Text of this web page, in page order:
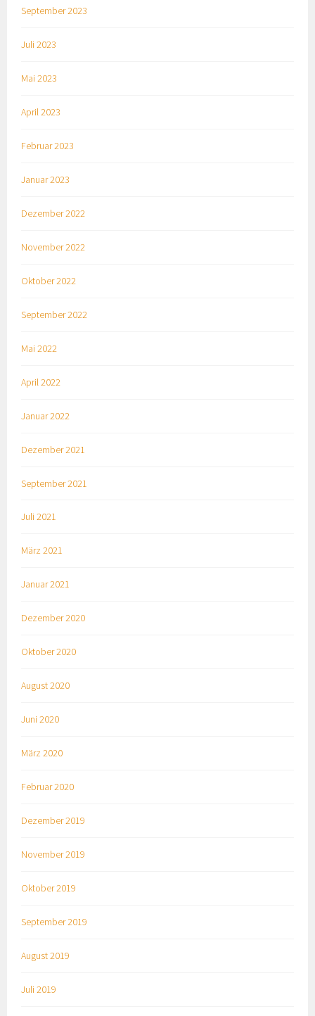
September 2023
Juli 2023
Mai 2023
April 2023
Februar 2023
Januar 2023
Dezember 2022
November 2022
Oktober 2022
September 2022
Mai 2022
April 2022
Januar 2022
Dezember 2021
September 2021
Juli 2021
März 2021
Januar 2021
Dezember 2020
Oktober 2020
August 2020
Juni 2020
März 2020
Februar 2020
Dezember 2019
November 2019
Oktober 2019
September 2019
August 2019
Juli 2019